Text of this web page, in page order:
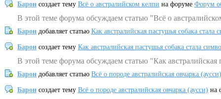
Барон создает тему Всё о австралийском келпи на форуме Форум
В этой теме форума обсуждаем статью "Всё о
Барон добавляет статью Как австралийская пастушья собака
Барон создает тему Как австралийская пастушья собака стала
В этой теме форума обсуждаем статью "Как
Барон добавляет статью Всё о породе австралийская овчарка (аусси)
Барон создает тему Всё о породе австралийская овчарка (аусси) на